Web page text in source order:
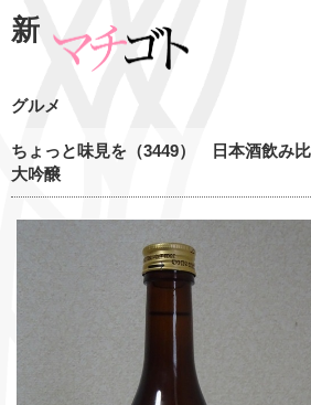
新
グルメ
ちょっと味見を（3449） 日本酒飲み
大吟醸